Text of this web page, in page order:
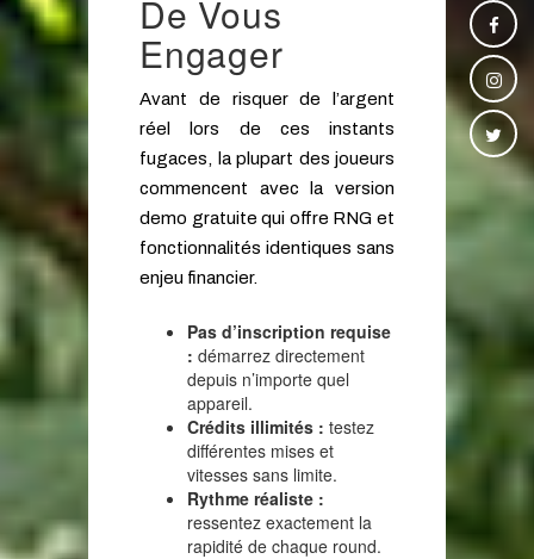
De Vous
Engager
Avant de risquer de l’argent
réel lors de ces instants
fugaces, la plupart des joueurs
commencent avec la version
demo gratuite qui offre RNG et
fonctionnalités identiques sans
enjeu financier.
Pas d’inscription requise
: démarrez directement
depuis n’importe quel
appareil.
Crédits illimités : testez
différentes mises et
vitesses sans limite.
Rythme réaliste :
ressentez exactement la
rapidité de chaque round.